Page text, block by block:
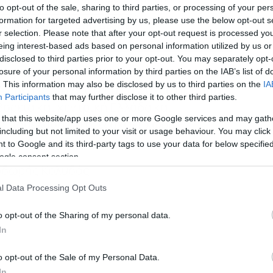
opt-out of the sale, sharing to third parties, or processing of your
for targeted advertising by us, please use the below opt-out
selection. Please note that after your opt-out request is processed
interest-based ads based on personal information utilized by us
to third parties prior to your opt-out. You may separately
of your personal information by third parties on the IAB’s list of
This information may also be disclosed by us to third parties on the
Participants that may further disclose it to other third parties.
that this website/app uses one or more Google services and may
but not limited to your visit or usage behaviour. You may
to Google and its third-party tags to use your data for below
consent section.
Data Processing Opt Outs
opt-out of the Sharing of my personal data.
opt-out of the Sale of my Personal Data.
του dokari.gr στην Google
Θοδωρής Κολυδάς, ενημερώνει για τις
τη Δευτέρα το ψυχρό μέτωπο
και κεντρική Ελλάδα και
παρέλαση θα διεξαχθεί χωρίς
Κολυδάς: